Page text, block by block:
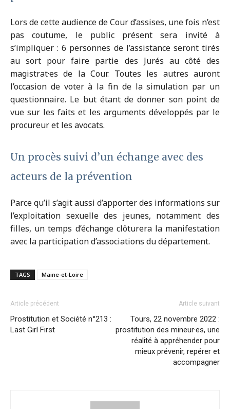
Lors de cette audience de Cour d’assises, une fois n’est
pas coutume, le public présent sera invité à
s’impliquer : 6 personnes de l’assistance seront tirés
au sort pour faire partie des Jurés au côté des
magistrat·es de la Cour. Toutes les autres auront
l’occasion de voter à la fin de la simulation par un
questionnaire. Le but étant de donner son point de
vue sur les faits et les arguments développés par le
procureur et les avocats.
Un procès suivi d’un échange avec des
acteurs de la prévention
Parce qu’il s’agit aussi d’apporter des informations sur
l’exploitation sexuelle des jeunes, notamment des
filles, un temps d’échange clôturera la manifestation
avec la participation d’associations du département.
TAGS Maine-et-Loire
Article précédent
Prostitution et Société n°213 :
Last Girl First
Article suivant
Tours, 22 novembre 2022 :
prostitution des mineur·es, une
réalité à appréhender pour
mieux prévenir, repérer et
accompagner